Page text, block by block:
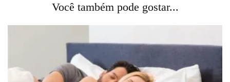
Você também pode gostar...